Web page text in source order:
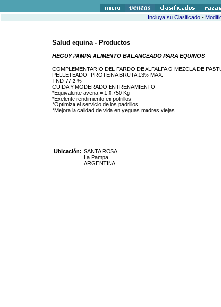
Incluya su Clasificado-
Salud equina - Productos
HEGUY PAMPA ALIMENTO BALANCEADO PARA EQUINOS
COMPLEMENTARIO DEL FARDO DE ALFALFA O MEZCLA DE
PELLETEADO- PROTEINA BRUTA 13% MAX.
TND 77.2 %
CUIDA Y MODERADO ENTRENAMIENTO
*Equivalente avena = 1:0,750 Kg
*Exelente rendimiento en potrillos
*Optimiza el servicio de los padrillos
*Mejora la calidad de vida en yeguas madres viejas.
Ubicación: SANTA ROSA
La Pampa
ARGENTINA